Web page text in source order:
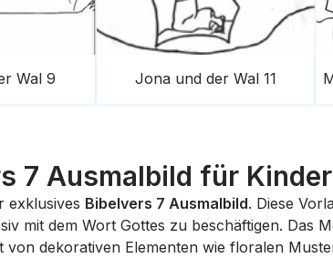
Wal 9 Jona und der Wal 11
7 Ausmalbild für
exklusives Bibelvers 7 Ausmalbild. Diese
mit dem Wort Gottes zu beschäftigen. Das
dekorativen Elementen wie floralen